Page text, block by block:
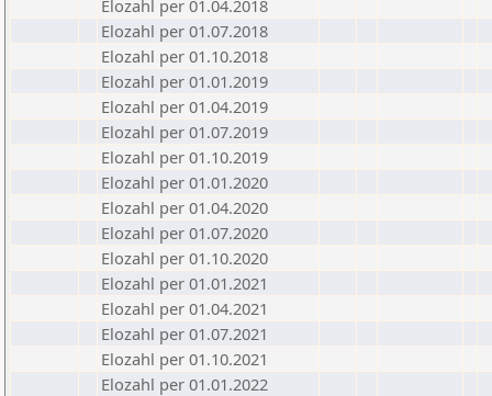
Elozahl per 01.04.2018
Elozahl per 01.07.2018
Elozahl per 01.10.2018
Elozahl per 01.01.2019
Elozahl per 01.04.2019
Elozahl per 01.07.2019
Elozahl per 01.10.2019
Elozahl per 01.01.2020
Elozahl per 01.04.2020
Elozahl per 01.07.2020
Elozahl per 01.10.2020
Elozahl per 01.01.2021
Elozahl per 01.04.2021
Elozahl per 01.07.2021
Elozahl per 01.10.2021
Elozahl per 01.01.2022